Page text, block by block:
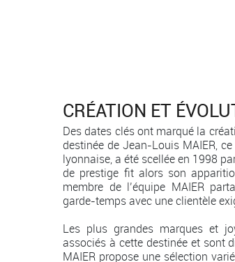
CRÉATION ET
Des dates clés ont marqué la
destinée de Jean-Louis MAIER,
lyonnaise, a été scellée en 1998
de prestige fit alors son
membre de l’équipe MAIER
garde-temps avec une clientèle
Les plus grandes marques et
associés à cette destinée et sont
MAIER propose une sélection